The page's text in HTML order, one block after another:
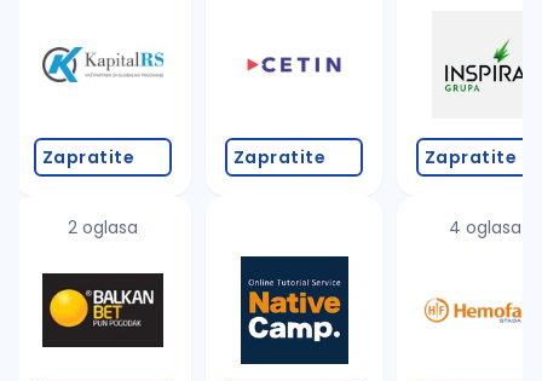
Zapratite
2 oglasa
Zapratite Zapratite
4 oglasa